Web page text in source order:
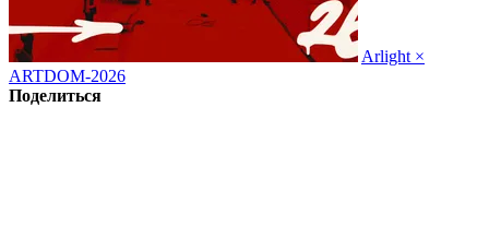
Arlight ×
ARTDOM-2026
Поделиться